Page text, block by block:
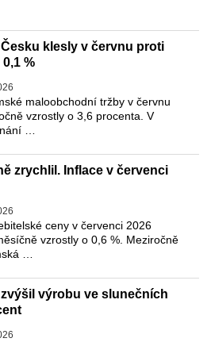
klesly v červnu proti
%
maloobchodní tržby v červnu
vzrostly o 3,6 procenta. V
…
zrychlil. Inflace v červenci
ceny v červenci 2026
vzrostly o 0,6 %. Meziročně
…
výrobu ve slunečních